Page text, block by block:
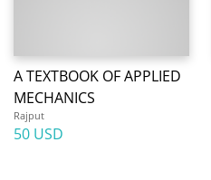
A TEXTBOOK OF APPLIED
MECHANICS
Rajput
50 USD